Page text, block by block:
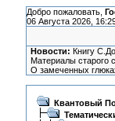
Добро пожаловать,
06 Августа 2026,
Новости: Книгу
Материалы старого
О замеченных
Квантовый